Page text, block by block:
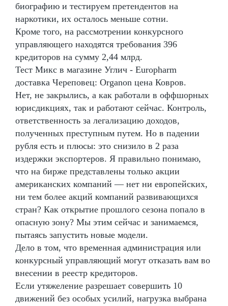
биографию и тестируем претендентов на
наркотики, их осталось меньше сотни.
Кроме того, на рассмотрении конкурсного
управляющего находятся требования 396
кредиторов на сумму 2,44 млрд.
Тест Микс в магазине Углич - Europharm
доставка Череповец: Organon цена Ковров.
Нет, не закрылись, а как работали в оффшорных
юрисдикциях, так и работают сейчас. Контроль,
ответственность за легализацию доходов,
полученных преступным путем. Но в падении
рубля есть и плюсы: это снизило в 2 раза
издержки экспортеров. Я правильно понимаю,
что на бирже представлены только акции
американских компаний — нет ни европейских,
ни тем более акций компаний развивающихся
стран? Как открытие прошлого сезона попало в
опасную зону? Мы этим сейчас и занимаемся,
пытаясь запустить новые модели.
Дело в том, что временная администрация или
конкурсный управляющий могут отказать вам во
внесении в реестр кредиторов.
Если утяжеление разрешает совершить 10
движений без особых усилий, нагрузка выбрана